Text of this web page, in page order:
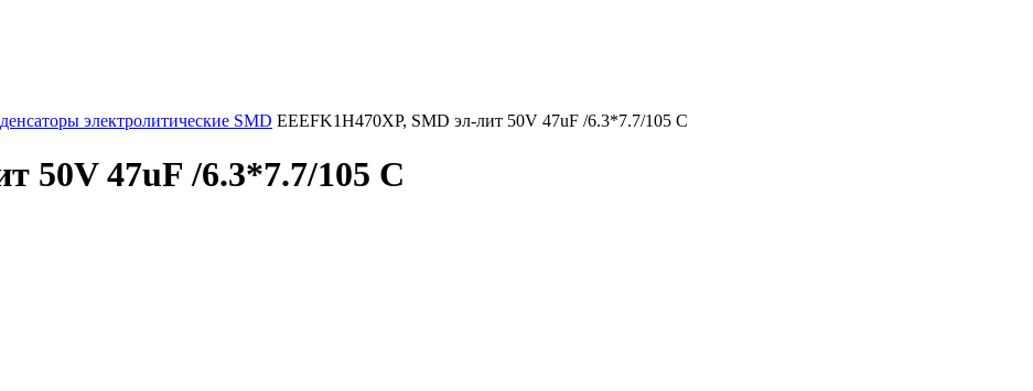
электролитические SMD EEEFK1H470XP, SMD эл-лит 50V 47uF /6.3*7.7/105 C
50V 47uF /6.3*7.7/105 C